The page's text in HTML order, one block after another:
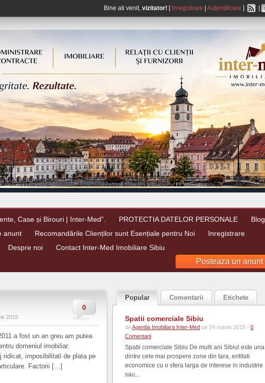
Bine ati venit, vizitator! [ Inregistrare Autentificare ]
Case și Birouri | Inter-Med”. PROTECTIA DATELOR PERSONALE
Blog
anunt Recomandările Clienților sunt Esențiale pentru Noi
Inregistrare
Despre noi Contact Inter-Med Imobiliare Sibiu
Posteaza un anunt
0
2015
a fost un an greu am putea
domeniul imobiliar.
ridicat, imposibilitati de plata pe
Factorii […]
Popular Comentarii Etichete
Spatii comerciale Sibiu
deAgentia Imobiliara Inter-Med pe 24 martie 2015 - 0
Comentarii
Spatii comerciale Sibiu De multi ani Sibiul este una
dintre cele mai prospere zone din tara, entitati
economice cu o sfera larga de interese in industrie
sau...